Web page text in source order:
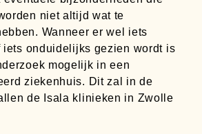
niet altijd wat te
Wanneer er wel iets
iets onduidelijks gezien wordt is
mogelijk in een
ziekenhuis. Dit zal in de
de Isala klinieken in Zwolle